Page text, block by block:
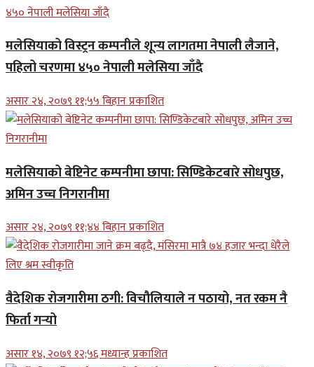
मलेसियाको विस्ट्रन कम्पनीले शून्य लागतमा नेपाली लैजाने,
पहिलो चरणमा ४५० नेपाली मलेसिया जाँदै
असार २४, २०७९ ११;५५ बिहान प्रकाशित
मलेसियाको बेष्टिनेट कम्पनीमा छापा: सिण्डिकेटबारे सोधपुछ,
अमिन उच्च निगरानीमा
असार २४, २०७९ ११;४४ बिहान प्रकाशित
वैदेशिक रोजगारीमा ठगी: विचौलियाले न पठायो, नत रकम नै
फिर्ता गर्‍यो
असार १४, २०७९ १२;५६ मध्यान्ह प्रकाशित